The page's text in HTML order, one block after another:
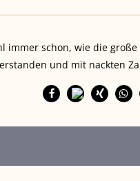
immer schon, wie die
und mit nackten